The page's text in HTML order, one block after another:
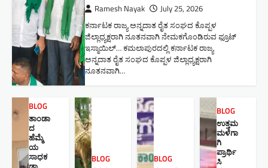
Ramesh Nayak July 25, 2026
ಕರ್ನಾಟಕ ರಾಜ್ಯ ಅನ್ನದಾತ ರೈತ ಸಂಘದ ಕೊಪ್ಪಳ
ಜಿಲ್ಲಾಧ್ಯಕ್ಷರಾಗಿ ನೂತನವಾಗಿ ನೇಮಕಗೊಂಡಿರುವ ಫ್ರೂಟ್
ಇಸ್ಮಾಯಿಲ್… ಕಮಲಾಪುರದಲ್ಲಿ ಕರ್ನಾಟಕ ರಾಜ್ಯ
ಅನ್ನದಾತ ರೈತ ಸಂಘದ ಕೊಪ್ಪಳ ಜಿಲ್ಲಾಧ್ಯಕ್ಷರಾಗಿ
ನೂತನವಾಗಿ…
BLOG
ತಾಂಡಾ
ದ
ಹೆಮ್ಮೆ
ಯ
ಸಾಧಕ
BLOG BLOG
BLOG
ಉತ್ತಮ
ಮಳೆಗಾ
ಗಿ
ಪ್ರಾರ್ಥಿ
ಸಿ